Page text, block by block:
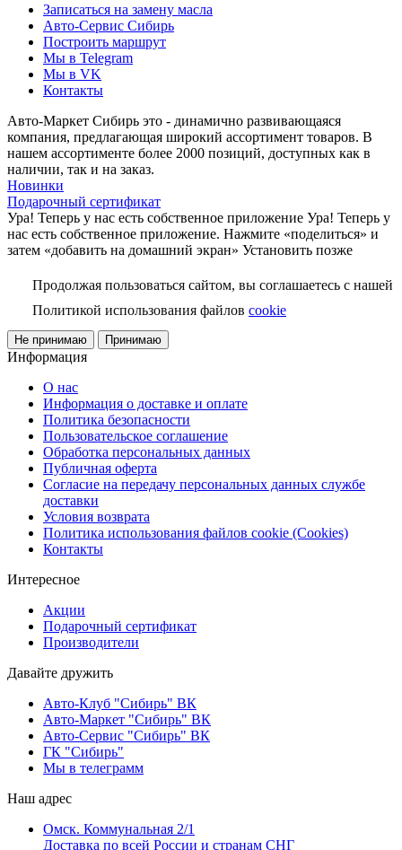
Записаться на замену масла
Авто-Сервис Сибирь
Построить маршрут
Мы в Telegram
Мы в VK
Контакты
Авто-Маркет Сибирь это - динамично развивающаяся
компания, предлагающая широкий ассортимент товаров. В
нашем ассортименте более 2000 позиций, доступных как в
наличии, так и на заказ.
Новинки
Подарочный сертификат
Ура! Теперь у нас есть собственное приложение Ура! Теперь у
нас есть собственное приложение. Нажмите «поделиться» и
затем «добавить на домашний экран» Установить позже
Продолжая пользоваться сайтом, вы соглашаетесь с нашей
Политикой использования файлов cookie
Не принимаю Принимаю
Информация
О нас
Информация о доставке и оплате
Политика безопасности
Пользовательское соглашение
Обработка персональных данных
Публичная оферта
Согласие на передачу персональных данных службе
доставки
Условия возврата
Политика использования файлов cookie (Cookies)
Контакты
Интересное
Акции
Подарочный сертификат
Производители
Давайте дружить
Авто-Клуб "Сибирь" ВК
Авто-Маркет "Сибирь" ВК
Авто-Сервис "Сибирь" ВК
ГК "Сибирь"
Мы в телеграмм
Наш адрес
Омск. Коммунальная 2/1
Доставка по всей России и странам СНГ